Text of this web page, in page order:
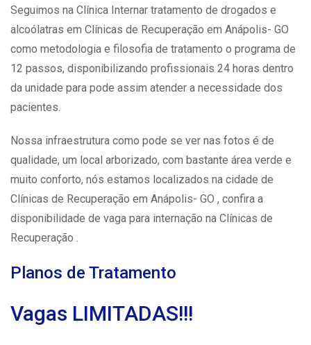
Seguimos na Clínica Internar tratamento de drogados e
alcoólatras em Clínicas de Recuperação em Anápolis- GO
como metodologia e filosofia de tratamento o programa de
12 passos, disponibilizando profissionais 24 horas dentro
da unidade para pode assim atender a necessidade dos
pacientes.
Nossa infraestrutura como pode se ver nas fotos é de
qualidade, um local arborizado, com bastante área verde e
muito conforto, nós estamos localizados na cidade de
Clínicas de Recuperação em Anápolis- GO , confira a
disponibilidade de vaga para internação na Clínicas de
Recuperação .
Planos de Tratamento
Vagas LIMITADAS!!!